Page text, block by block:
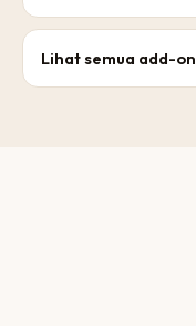
Lihat semua add-on